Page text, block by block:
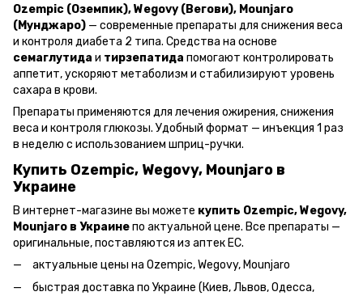
Ozempic (Оземпик), Wegovy (Вегови), Mounjaro
(Мунджаро) — современные препараты для снижения веса
и контроля диабета 2 типа. Средства на основе
семаглутида и тирзепатида помогают контролировать
аппетит, ускоряют метаболизм и стабилизируют уровень
сахара в крови.
Препараты применяются для лечения ожирения, снижения
веса и контроля глюкозы. Удобный формат — инъекция 1 раз
в неделю с использованием шприц-ручки.
Купить Ozempic, Wegovy, Mounjaro в
Украине
В интернет-магазине вы можете купить Ozempic, Wegovy,
Mounjaro в Украинепо актуальной цене. Все препараты —
оригинальные, поставляются из аптек ЕС.
актуальные цены на Ozempic, Wegovy, Mounjaro
быстрая доставка по Украине (Киев, Львов, Одесса,